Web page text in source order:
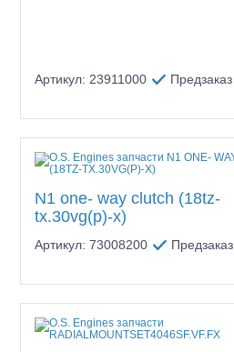
Артикул: 23911000 Предзаказ
N1 one- way clutch (18tz-
tx.30vg(p)-x)
Артикул: 73008200 Предзаказ